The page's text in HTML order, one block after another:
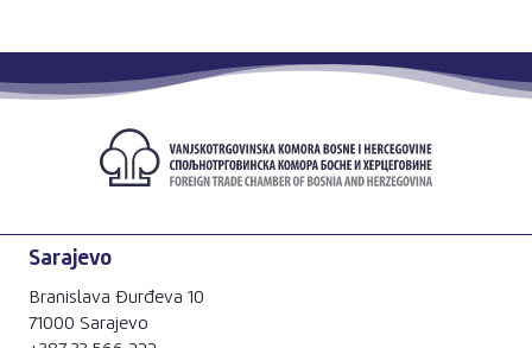
Sarajevo
Branislava Đurđeva 10
71000 Sarajevo